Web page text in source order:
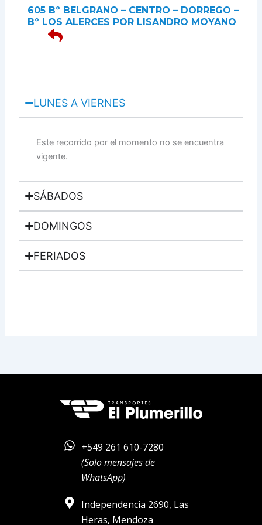
605 Bº BELGRANO – CENTRO – DORREGO –
Bº LOS ALERCES POR LISANDRO MOYANO
LUNES A VIERNES
Este recorrido por el momento no se encuentra
vigente.
SÁBADOS
DOMINGOS
FERIADOS
+549 261 610-7280
(Solo mensajes de
WhatsApp)
Independencia 2690, Las
Heras, Mendoza